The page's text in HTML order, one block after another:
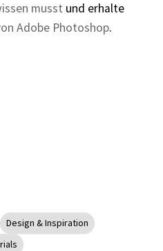
musst und erhalte
Adobe Photoshop.
Design & Inspiration